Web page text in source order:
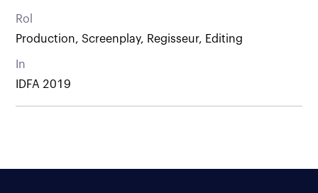
Rol
Production, Screenplay, Regisseur, Editing
In
IDFA 2019